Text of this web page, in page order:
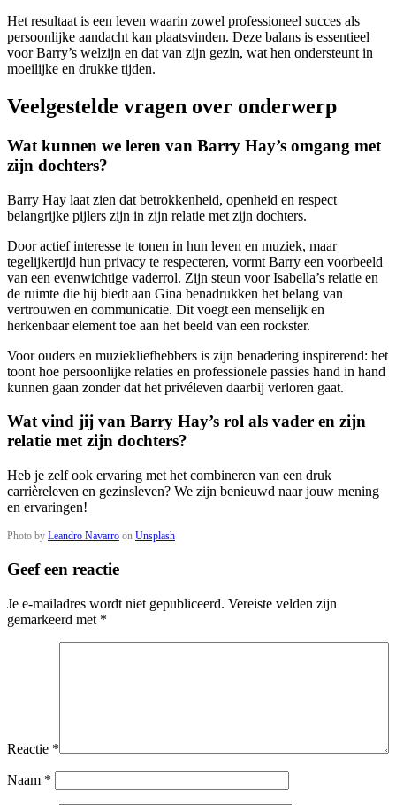
Het resultaat is een leven waarin zowel professioneel succes als
persoonlijke aandacht kan plaatsvinden. Deze balans is essentieel
voor Barry’s welzijn en dat van zijn gezin, wat hen ondersteunt in
moeilijke en drukke tijden.
Veelgestelde vragen over onderwerp
Wat kunnen we leren van Barry Hay’s omgang met
zijn dochters?
Barry Hay laat zien dat betrokkenheid, openheid en respect
belangrijke pijlers zijn in zijn relatie met zijn dochters.
Door actief interesse te tonen in hun leven en muziek, maar
tegelijkertijd hun privacy te respecteren, vormt Barry een voorbeeld
van een evenwichtige vaderrol. Zijn steun voor Isabella’s relatie en
de ruimte die hij biedt aan Gina benadrukken het belang van
vertrouwen en communicatie. Dit voegt een menselijk en
herkenbaar element toe aan het beeld van een rockster.
Voor ouders en muziekliefhebbers is zijn benadering inspirerend: het
toont hoe persoonlijke relaties en professionele passies hand in hand
kunnen gaan zonder dat het privéleven daarbij verloren gaat.
Wat vind jij van Barry Hay’s rol als vader en zijn
relatie met zijn dochters?
Heb je zelf ook ervaring met het combineren van een druk
carrièreleven en gezinsleven? We zijn benieuwd naar jouw mening
en ervaringen!
Photo by Leandro Navarro on Unsplash
Geef een reactie
Je e-mailadres wordt niet gepubliceerd. Vereiste velden zijn
gemarkeerd met *
Reactie *
Naam *